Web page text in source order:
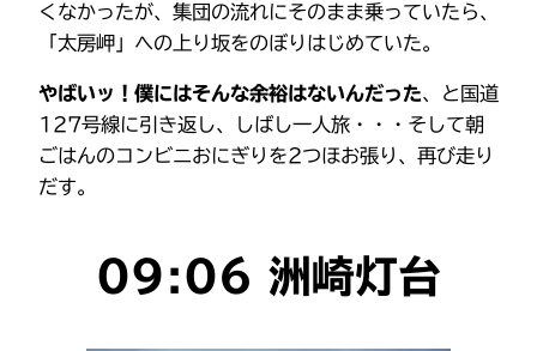
くなかったが、集団の流れにそのまま乗っていたら、
「太房岬」への上り坂をのぼりはじめていた。
やばいッ！僕にはそんな余裕はないんだった、と国道
127号線に引き返し、しばし一人旅・・・そして朝
ごはんのコンビニおにぎりを2つほお張り、再び走り
だす。
09:06 洲崎灯台